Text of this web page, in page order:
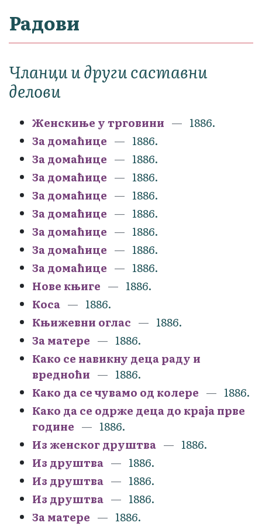
Радови
Чланци и други саставни
делови
Женскиње у трговини
1886.
За домаћице
1886.
За домаћице
1886.
За домаћице
1886.
За домаћице
1886.
За домаћице
1886.
За домаћице
1886.
За домаћице
1886.
За домаћице
1886.
Нове књиге
1886.
Коса
1886.
Књижевни оглас
1886.
За матере
1886.
Како се навикну деца раду и
вредноћи
1886.
Како да се чувамо од колере
1886.
Како да се одрже деца до краја прве
године
1886.
Из женског друштва
1886.
Из друштва
1886.
Из друштва
1886.
Из друштва
1886.
За матере
1886.